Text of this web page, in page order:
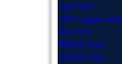
সায়েন্স ক্লাব
ইংলিশ ল্যাঙ্গুয়েজ ক্লাব
ডিবেট ক্লাব
নিউট্রিশন ক্লাব
কম্পিউটার ক্লাব